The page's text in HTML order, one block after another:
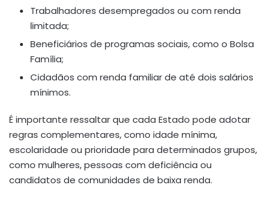
Trabalhadores desempregados ou com renda
limitada;
Beneficiários de programas sociais, como o Bolsa
Família;
Cidadãos com renda familiar de até dois salários
mínimos.
É importante ressaltar que cada Estado pode adotar
regras complementares, como idade mínima,
escolaridade ou prioridade para determinados grupos,
como mulheres, pessoas com deficiência ou
candidatos de comunidades de baixa renda.